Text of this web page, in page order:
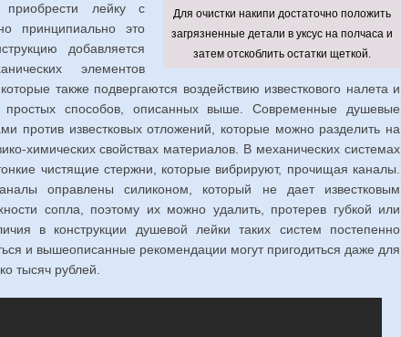
Для очистки накипи достаточно положить
загрязненные детали в уксус на полчаса и
затем отскоблить остатки щеткой.
лейку с
принципиально это
добавляется
элементов
также подвергаются воздействию известкового налета и
способов, описанных выше. Современные душевые
против известковых отложений, которые можно разделить на
химических свойствах материалов. В механических системах
чистящие стержни, которые вибрируют, прочищая каналы.
оправлены силиконом, который не дает известковым
сопла, поэтому их можно удалить, протерев губкой или
в конструкции душевой лейки таких систем постепенно
и вышеописанные рекомендации могут пригодиться даже для
тысяч рублей.